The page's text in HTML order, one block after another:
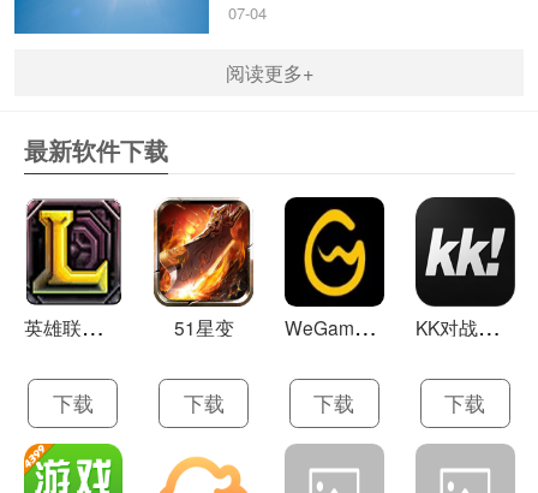
07-04
阅读更多+
最新软件下载
英
雄联盟LOL 13.21
下载
51星变
下载
W
eGame(腾讯游戏平台TGP) 5.10.19.1000
下载
K
K对战平台 1.0.1
下载